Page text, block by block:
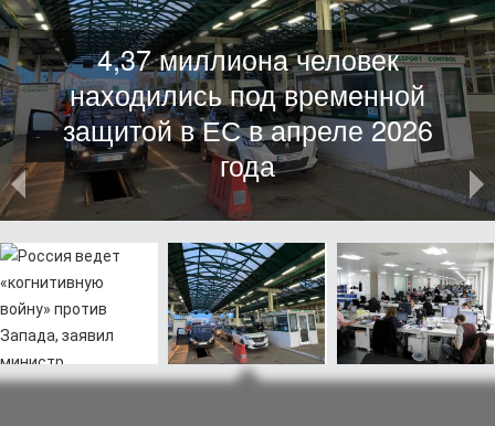
Число иностранных рабочих в
Польше выросло на 7,2% до
1,14 миллиона
Россия ведет
4,37 миллиона
Число